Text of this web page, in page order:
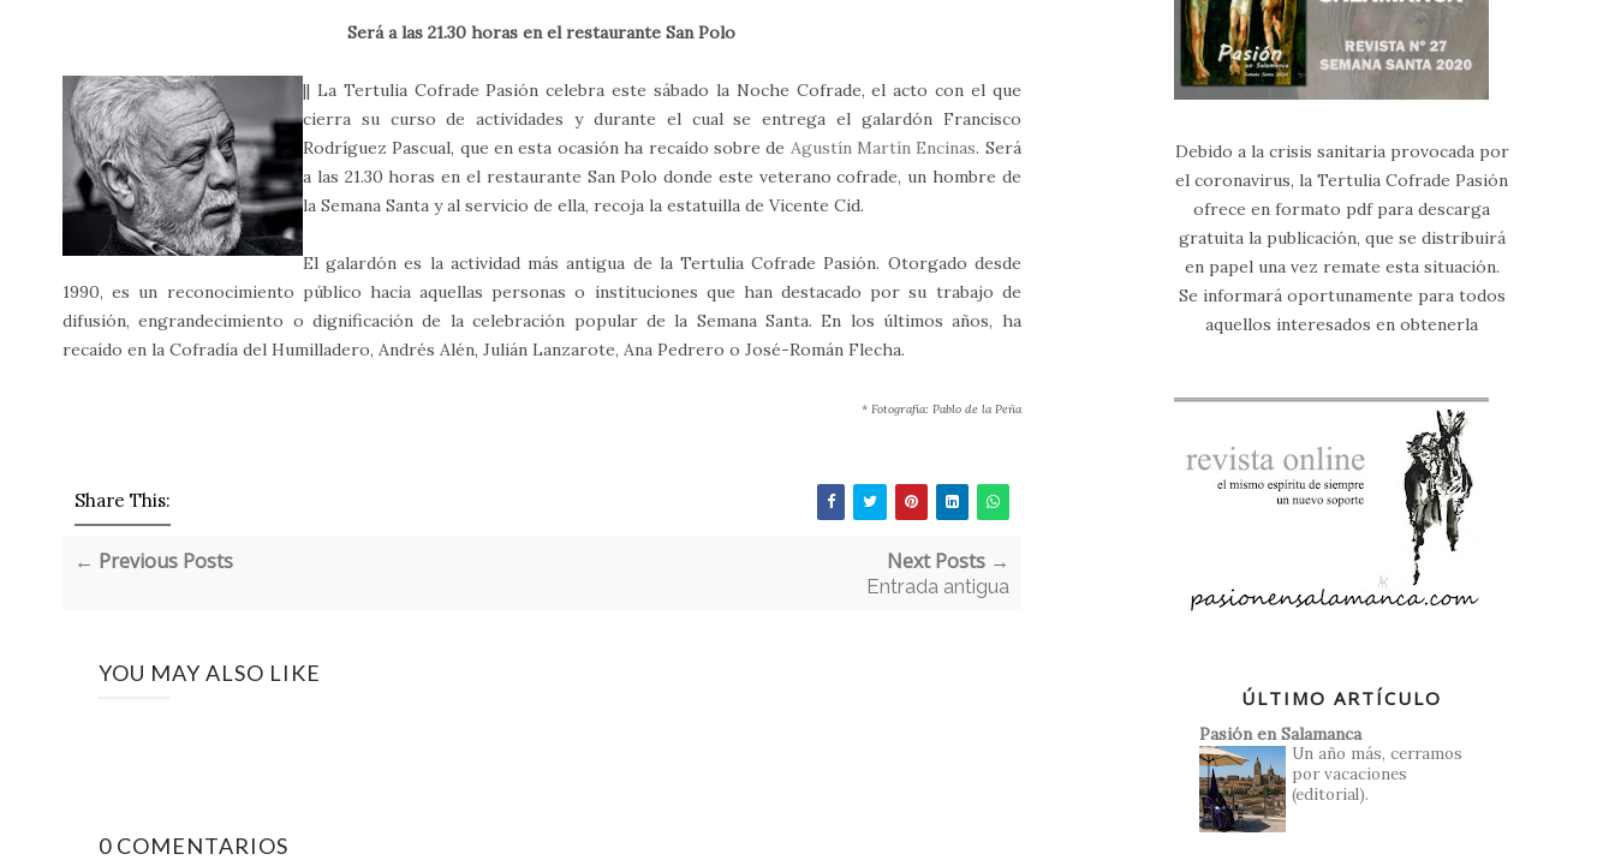
Será a las 21.30 horas en el restaurante San Polo
|| La Tertulia Cofrade Pasión celebra este sábado la Noche Cofrade, el acto con el que
cierra su curso de actividades y durante el cual se entrega el galardón Francisco
Rodríguez Pascual, que en esta ocasión ha recaído sobre de Agustín Martín Encinas. Será
a las 21.30 horas en el restaurante San Polo donde este veterano cofrade, un hombre de
la Semana Santa y al servicio de ella, recoja la estatuilla de Vicente Cid.
El galardón es la actividad más antigua de la Tertulia Cofrade Pasión. Otorgado desde
1990, es un reconocimiento público hacia aquellas personas o instituciones que han destacado por su trabajo de
difusión, engrandecimiento o dignificación de la celebración popular de la Semana Santa. En los últimos años, ha
recaído en la Cofradía del Humilladero, Andrés Alén, Julián Lanzarote, Ana Pedrero o José-Román Flecha.
* Fotografía: Pablo de la Peña
Share This:
← Previous Posts Next Posts →
Entrada antigua
YOU MAY ALSO LIKE
0 COMENTARIOS
Debido a la crisis sanitaria provocada por
el coronavirus, la Tertulia Cofrade Pasión
ofrece en formato pdf para descarga
gratuita la publicación, que se distribuirá
en papel una vez remate esta situación.
Se informará oportunamente para todos
aquellos interesados en obtenerla
ÚLTIMO ARTÍCULO
Pasión en Salamanca
Un año más, cerramos
por vacaciones
(editorial).